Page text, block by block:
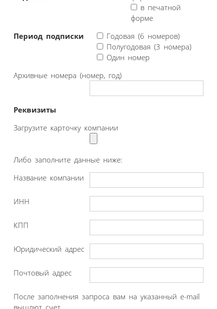
в печатной
форме
Период подписки
Годовая (6 номеров)
Полугодовая (3 номера)
Один номер
Архивные номера (номер, год)
Реквизиты
Загрузите карточку компании
Либо заполните данные ниже:
Название компании
ИНН
КПП
Юридический адрес
Почтовый адрес
После заполнения запроса вам на указанный e-mail